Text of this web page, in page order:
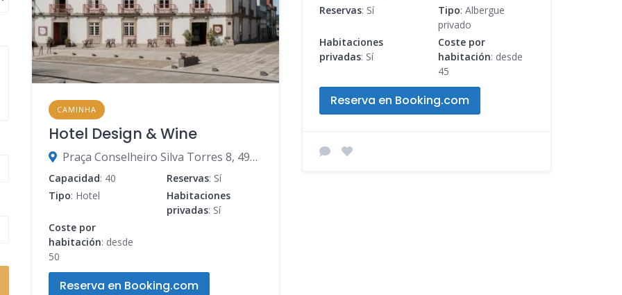
CAMINHA
Hotel Design & Wine
Praça Conselheiro Silva Torres 8, 4910-122 Caminha, Viana do Castelo, Portugal
Capacidad: 40 Reservas: Sí
Tipo: Hotel
Habitaciones
privadas: Sí
Coste por
habitación: desde
50
Reserva en Booking.com
Reservas: Sí Tipo: Albergue
privado
Habitaciones
privadas: Sí
Coste por
habitación: desde
45
Reserva en Booking.com